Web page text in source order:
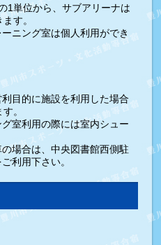
位から、サブアリーナは
す。
ング室は個人利用ができ
目的に施設を利用した場合
。
室利用の際には室内シュー
場合は、中央図書館西側駐
利用下さい。